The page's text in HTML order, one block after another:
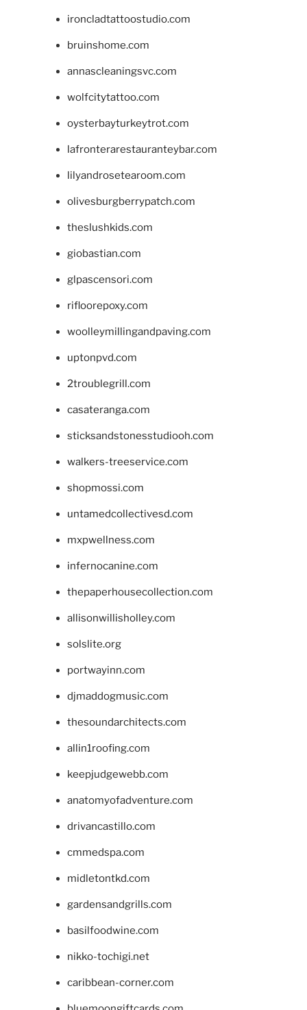
ironcladtattoostudio.com
bruinshome.com
annascleaningsvc.com
wolfcitytattoo.com
oysterbayturkeytrot.com
lafronterarestauranteybar.com
lilyandrosetearoom.com
olivesburgberrypatch.com
theslushkids.com
giobastian.com
glpascensori.com
rifloorepoxy.com
woolleymillingandpaving.com
uptonpvd.com
2troublegrill.com
casateranga.com
sticksandstonesstudiooh.com
walkers-treeservice.com
shopmossi.com
untamedcollectivesd.com
mxpwellness.com
infernocanine.com
thepaperhousecollection.com
allisonwillisholley.com
solslite.org
portwayinn.com
djmaddogmusic.com
thesoundarchitects.com
allin1roofing.com
keepjudgewebb.com
anatomyofadventure.com
drivancastillo.com
cmmedspa.com
midletontkd.com
gardensandgrills.com
basilfoodwine.com
nikko-tochigi.net
caribbean-corner.com